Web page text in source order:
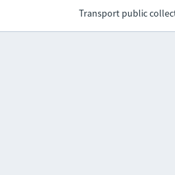
Transport public